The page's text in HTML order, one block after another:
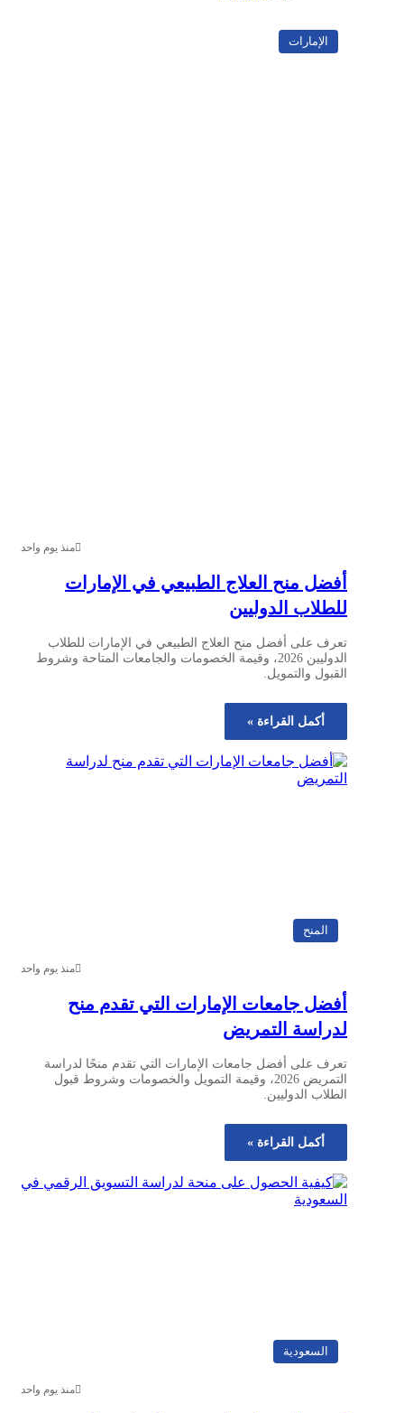
منذ يوم واحد
أفضل منح العلاج الطبيعي في الإمارات
للطلاب الدوليين
تعرف على أفضل منح العلاج الطبيعي في الإمارات للطلاب
الدوليين 2026، وقيمة الخصومات والجامعات المتاحة وشروط
القبول والتمويل.
أكمل القراءة »
منذ يوم واحد
أفضل جامعات الإمارات التي تقدم منح
لدراسة التمريض
تعرف على أفضل جامعات الإمارات التي تقدم منحًا لدراسة
التمريض 2026، وقيمة التمويل والخصومات وشروط قبول
الطلاب الدوليين.
أكمل القراءة »
منذ يوم واحد